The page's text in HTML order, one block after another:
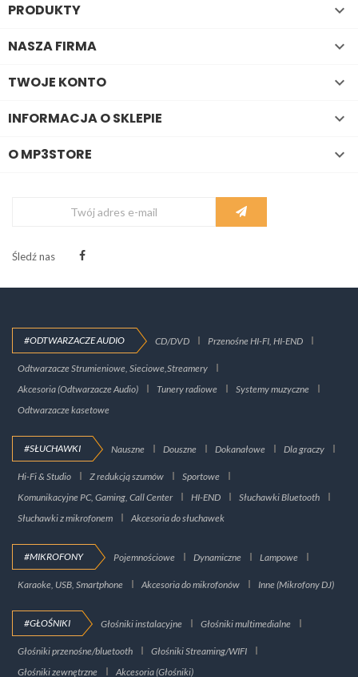
PRODUKTY 
NASZA FIRMA 
TWOJE KONTO 
INFORMACJA O SKLEPIE 
O MP3STORE 
Śledź nas
#ODTWARZACZE AUDIO CD/DVD Przenośne HI-FI, HI-END
Odtwarzacze Strumieniowe, Sieciowe,Streamery
Akcesoria (Odtwarzacze Audio)
Tunery radiowe
Systemy muzyczne
Odtwarzacze kasetowe
#SŁUCHAWKI Nauszne Douszne Dokanałowe Dla graczy
Hi-Fi & Studio Z redukcją szumów
Sportowe
Komunikacyjne PC, Gaming, Call Center
HI-END
Słuchawki Bluetooth
Słuchawki z mikrofonem
Akcesoria do słuchawek
#MIKROFONY Pojemnościowe Dynamiczne Lampowe
Karaoke, USB, Smartphone Akcesoria do mikrofonów Inne (Mikrofony DJ)
#GŁOŚNIKI Głośniki instalacyjne Głośniki multimedialne
Głośniki przenośne/bluetooth
Głośniki Streaming/WIFI
Głośniki zewnętrzne
Akcesoria (Głośniki)